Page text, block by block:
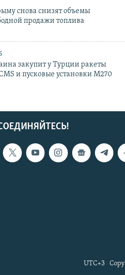
снова снизят объемы
продажи топлива
закупит у Турции ракеты
и пусковые установки M270
UTC+3